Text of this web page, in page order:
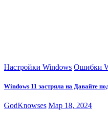
Настройки Windows Ошибки
Windows 11 застряла на Давайте
GodKnowses Мар 18, 2024